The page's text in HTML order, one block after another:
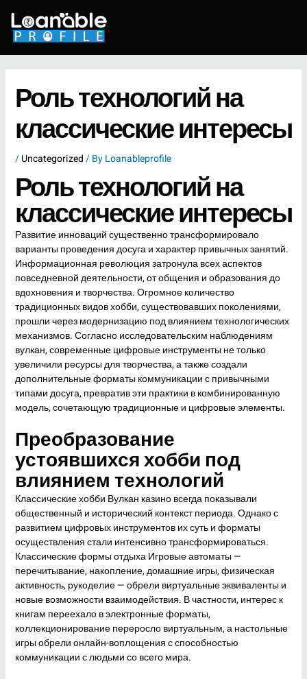
content
Роль технологий на
классические интересы
/Uncategorized/ ByLoanableprofile
Роль технологий на
классические интересы
Развитие инноваций существенно трансформировало
варианты проведения досуга и характер привычных занятий.
Информационная революция затронула всех аспектов
повседневной деятельности, от общения и образования до
вдохновения и творчества. Огромное количество
традиционных видов хобби, существовавших поколениями,
прошли через модернизацию под влиянием технологических
механизмов. Согласно исследовательским наблюдениям
вулкан, современные цифровые инструменты не только
увеличили ресурсы для творчества, а также создали
дополнительные форматы коммуникации с привычными
типами досуга, превратив эти практики в комбинированную
модель, сочетающую традиционные и цифровые элементы.
Преобразование
устоявшихся хобби под
влиянием технологий
Классические хобби Вулкан казино всегда показывали
общественный и исторический контекст периода. Однако с
развитием цифровых инструментов их суть и форматы
осуществления стали интенсивно трансформироваться.
Классические формы отдыха Игровые автоматы —
перечитывание, накопление, домашние игры, физическая
активность, рукоделие — обрели виртуальные эквиваленты и
новые возможности взаимодействия. В частности, интерес к
книгам переехало в электронные форматы,
коллекционирование переросло виртуальным, а настольные
игры обрели онлайн-воплощения с способностью
коммуникации с людьми со всего мира.